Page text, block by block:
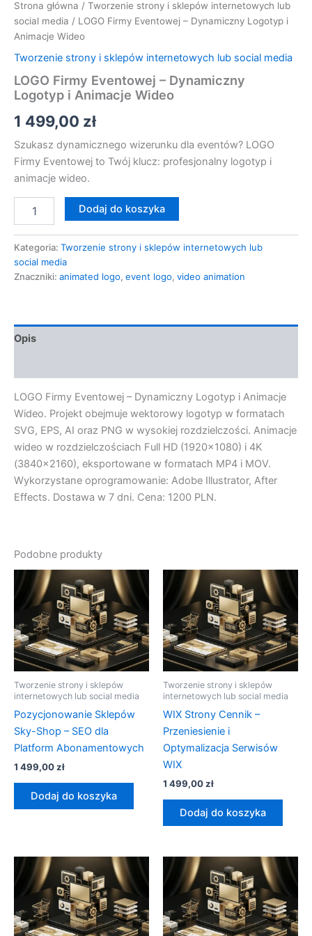
Strona główna / Tworzenie strony i sklepów internetowych lub
social media / LOGO Firmy Eventowej – Dynamiczny Logotyp i
Animacje Wideo
Tworzenie strony i sklepów internetowych lub social media
LOGO Firmy Eventowej – Dynamiczny
Logotyp i Animacje Wideo
1 499,00 zł
Szukasz dynamicznego wizerunku dla eventów? LOGO
Firmy Eventowej to Twój klucz: profesjonalny logotyp i
animacje wideo.
Dodaj do koszyka
Kategoria: Tworzenie strony i sklepów internetowych lub
social media
Znaczniki: animated logo, event logo, video animation
Opis
LOGO Firmy Eventowej – Dynamiczny Logotyp i Animacje
Wideo. Projekt obejmuje wektorowy logotyp w formatach
SVG, EPS, AI oraz PNG w wysokiej rozdzielczości. Animacje
wideo w rozdzielczościach Full HD (1920×1080) i 4K
(3840×2160), eksportowane w formatach MP4 i MOV.
Wykorzystane oprogramowanie: Adobe Illustrator, After
Effects. Dostawa w 7 dni. Cena: 1200 PLN.
Podobne produkty
Tworzenie strony i sklepów
internetowych lub social media
Pozycjonowanie Sklepów
Sky-Shop – SEO dla
Platform Abonamentowych
1 499,00zł
Dodaj do koszyka
Tworzenie strony i sklepów
internetowych lub social media
WIX Strony Cennik –
Przeniesienie i
Optymalizacja Serwisów
WIX
1 499,00zł
Dodaj do koszyka